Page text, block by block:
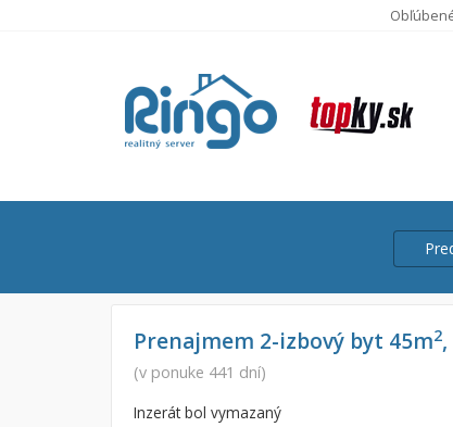
Predaj
Prenájom
Prenajmem 2-izbový byt 45m2
(v ponuke 441 dní)
Inzerát bol vymazaný